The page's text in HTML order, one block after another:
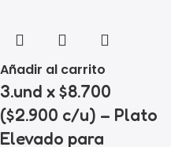
Añadir al carrito
3.und x $8.700
($2.900 c/u) – Plato
Elevado para